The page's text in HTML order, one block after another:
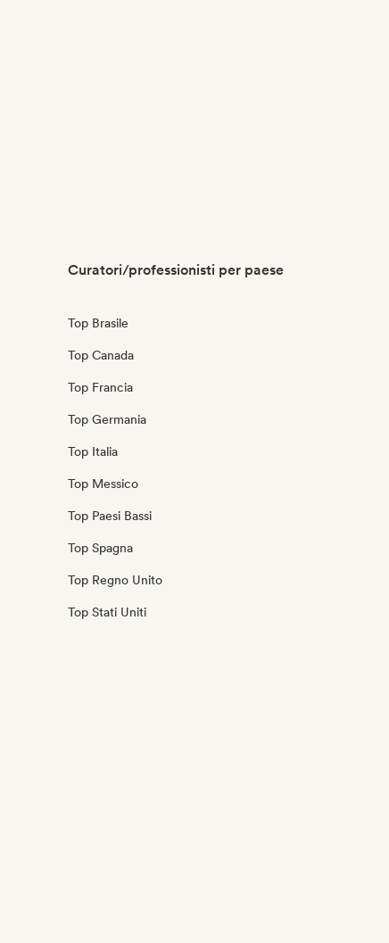
Curatori/professionisti per paese
Top Brasile
Top Canada
Top Francia
Top Germania
Top Italia
Top Messico
Top Paesi Bassi
Top Spagna
Top Regno Unito
Top Stati Uniti